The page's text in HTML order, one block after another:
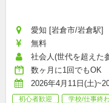
愛知 [岩倉市/岩倉駅]
無料
社会人(世代を超えた
数ヶ月に1回でもOK
2026年4月11日(土
初心者歓迎 学校/仕事終